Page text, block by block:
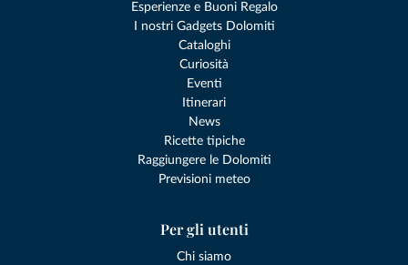
Esperienze e Buoni Regalo
I nostri Gadgets Dolomiti
Cataloghi
Curiosità
Eventi
Itinerari
News
Ricette tipiche
Raggiungere le Dolomiti
Previsioni meteo
Per gli utenti
Chi siamo